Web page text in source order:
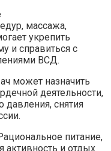
массажа,
укрепить
и справиться с
ВСД.
может назначить
деятельности,
давления, снятия
питание,
активность и отдых